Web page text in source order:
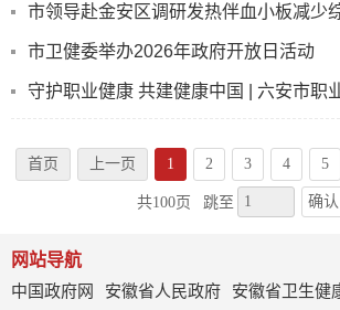
市卫健委举办2026年政府开放日活动
首页 上一页 1 2 3 4 5
共100页 跳至 确认
网站导航
中国政府网
安徽省人民政府
安徽省卫生健